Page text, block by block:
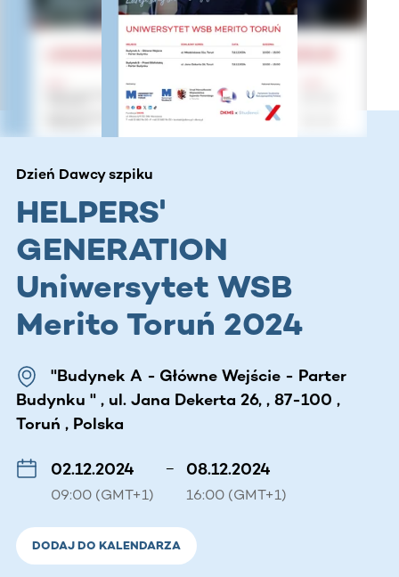
Dzień Dawcy szpiku
HELPERS'
GENERATION
Uniwersytet WSB
Merito Toruń 2024
"Budynek A - Główne Wejście - Parter
Budynku " , ul. Jana Dekerta 26, , 87-100 ,
Toruń , Polska
02.12.2024
09:00 (GMT+1)
– 08.12.2024
16:00 (GMT+1)
DODAJ DO KALENDARZA